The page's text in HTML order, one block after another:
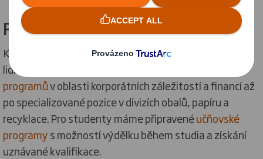
Program pro absolventy
Každoročně otevíráme dveře stovkám talentovaných
lidí. Nabízíme různorodé příležitosti od
programův oblasti korporátních záležitostí a financí až
po specializované pozice v divizích obalů, papíru a
recyklace. Pro studenty máme připravenéučňovské
programys možností výdělku během studia a získání
uznávané kvalifikace.